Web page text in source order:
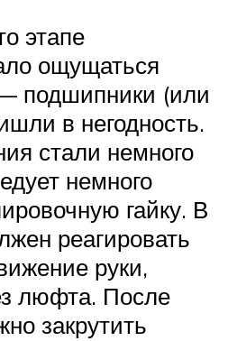
этапе
ощущаться
подшипники (или
в негодность.
стали немного
немного
гайку. В
реагировать
руки,
люфта. После
закрутить